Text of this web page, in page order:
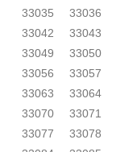
33035
33036
33042
33043
33049
33050
33056
33057
33063
33064
33070
33071
33077
33078